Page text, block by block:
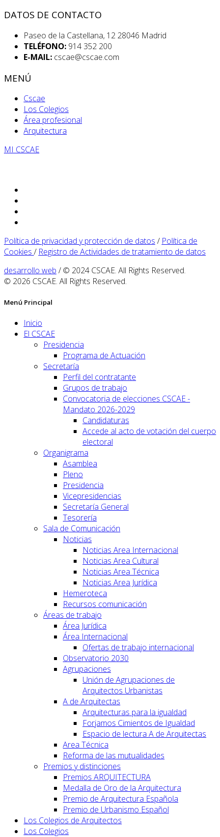
DATOS DE CONTACTO
Paseo de la Castellana, 12 28046 Madrid
TELÉFONO: 914 352 200
E-MAIL: cscae@cscae.com
MENÚ
Cscae
Los Colegios
Área profesional
Arquitectura
MI CSCAE
Política de privacidad y protección de datos / Política de
Cookies / Registro de Actividades de tratamiento de datos
desarrollo web / © 2024 CSCAE. All Rights Reserved.
© 2026 CSCAE. All Rights Reserved.
Menú Principal
Inicio
El CSCAE
Presidencia
Programa de Actuación
Secretaría
Perfil del contratante
Grupos de trabajo
Convocatoria de elecciones CSCAE -
Mandato 2026-2029
Candidaturas
Accede al acto de votación del cuerpo
electoral
Organigrama
Asamblea
Pleno
Presidencia
Vicepresidencias
Secretaría General
Tesorería
Sala de Comunicación
Noticias
Noticias Area Internacional
Noticias Area Cultural
Noticias Area Técnica
Noticias Area Jurídica
Hemeroteca
Recursos comunicación
Áreas de trabajo
Área Jurídica
Área Internacional
Ofertas de trabajo internacional
Observatorio 2030
Agrupaciones
Unión de Agrupaciones de
Arquitectos Urbanistas
A de Arquitectas
Arquitecturas para la igualdad
Forjamos Cimientos de Igualdad
Espacio de lectura A de Arquitectas
Area Técnica
Reforma de las mutualidades
Premios y distinciones
Premios ARQUITECTURA
Medalla de Oro de la Arquitectura
Premio de Arquitectura Española
Premio de Urbanismo Español
Los Colegios de Arquitectos
Los Colegios